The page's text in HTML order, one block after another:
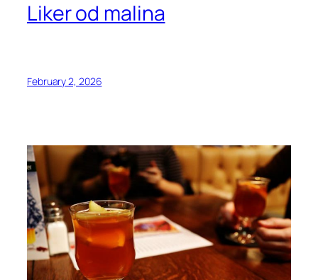
Liker od malina
February 2, 2026